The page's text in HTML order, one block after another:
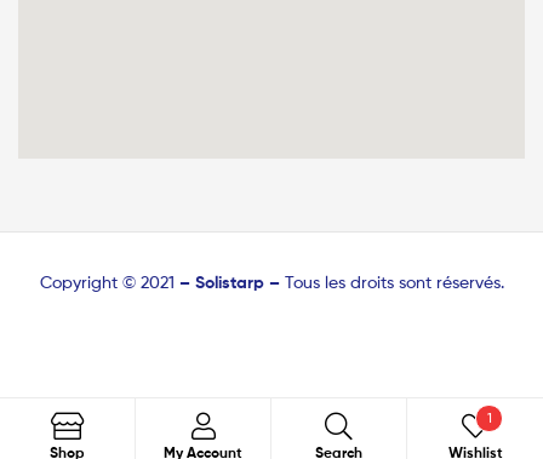
Copyright © 2021 – Solistarp –Tous les droits sont réservés.
Shop My Account Search Recherche
Wishlist
1